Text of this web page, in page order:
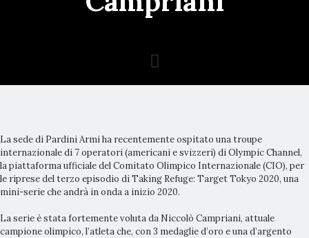
La sede di Pardini Armi ha recentemente ospitato una troupe
internazionale di 7 operatori (americani e svizzeri) di Olympic Channel,
la piattaforma ufficiale del Comitato Olimpico Internazionale (CIO), per
le riprese del terzo episodio di Taking Refuge: Target Tokyo 2020, una
mini-serie che andrà in onda a inizio 2020.
La serie è stata fortemente voluta da Niccolò Campriani, attuale
campione olimpico, l’atleta che, con 3 medaglie d’oro e una d’argento